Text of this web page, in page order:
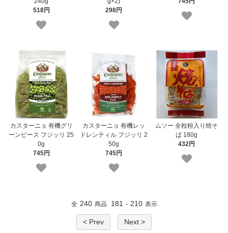
518円
298円
カスターニョ 有機グリ
ーンピース フジッリ 25
0g
745円
カスターニョ 有機レッ
ドレンティル フジッリ 2
50g
745円
ムソー 全粒粉入り焼そ
ば 180g
432円
全 240 商品 181 - 210 表示
< Prev Next >